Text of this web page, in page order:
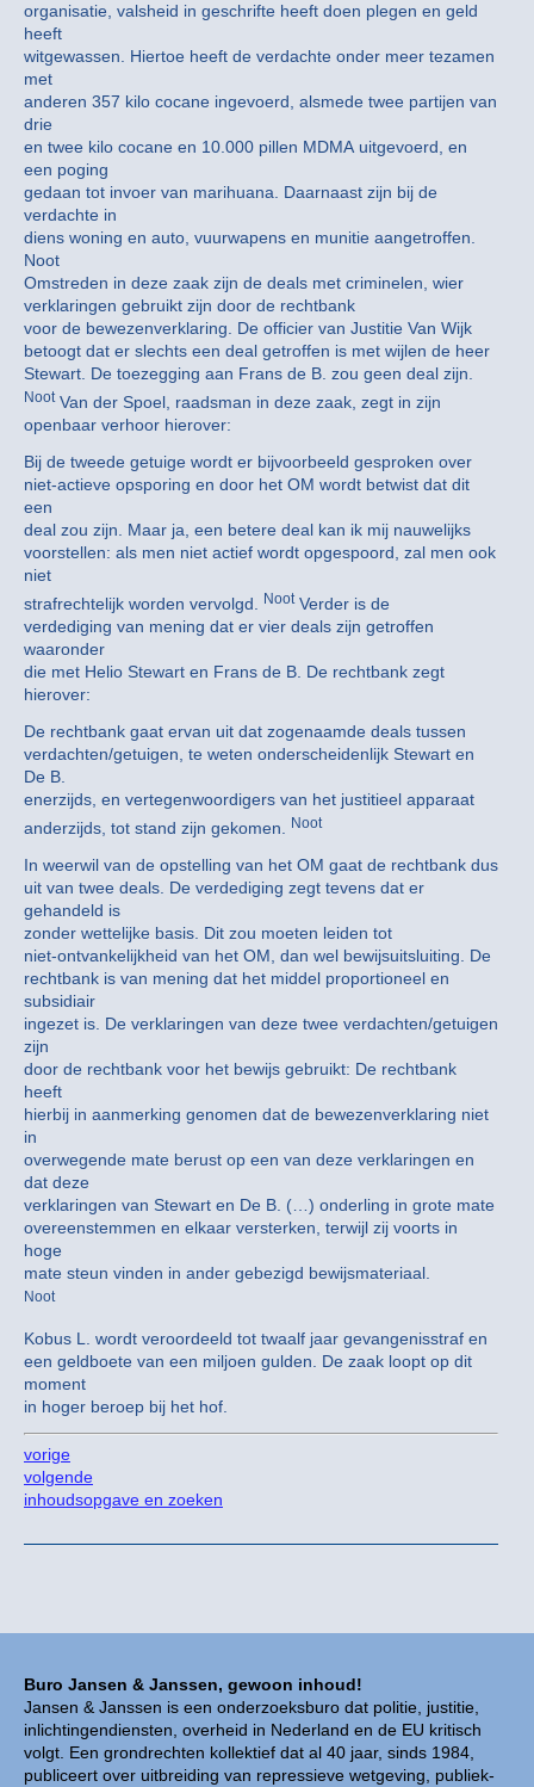
Buro Jansen & Janssen, gewoon inhoud!
Jansen & Janssen is een onderzoeksburo dat politie, justitie,
inlichtingendiensten, overheid in Nederland en de EU kritisch
volgt. Een grondrechten kollektief dat al 40 jaar, sinds 1984,
publiceert over uitbreiding van repressieve wetgeving, publiek-
organisatie, valsheid in geschrifte heeft doen plegen en geld
heeft
witgewassen. Hiertoe heeft de verdachte onder meer tezamen
met
anderen 357 kilo cocane ingevoerd, alsmede twee partijen van
drie
en twee kilo cocane en 10.000 pillen MDMA uitgevoerd, en
een poging
gedaan tot invoer van marihuana. Daarnaast zijn bij de
verdachte in
diens woning en auto, vuurwapens en munitie aangetroffen.
Noot
Omstreden in deze zaak zijn de deals met criminelen, wier
verklaringen gebruikt zijn door de rechtbank
voor de bewezenverklaring. De officier van Justitie Van Wijk
betoogt dat er slechts een deal getroffen is met wijlen de heer
Stewart. De toezegging aan Frans de B. zou geen deal zijn.
NootVan der Spoel, raadsman in deze zaak, zegt in zijn
openbaar verhoor hierover:
Bij de tweede getuige wordt er bijvoorbeeld gesproken over
niet-actieve opsporing en door het OM wordt betwist dat dit
een
deal zou zijn. Maar ja, een betere deal kan ik mij nauwelijks
voorstellen: als men niet actief wordt opgespoord, zal men ook
niet
strafrechtelijk worden vervolgd. NootVerder is de
verdediging van mening dat er vier deals zijn getroffen
waaronder
die met Helio Stewart en Frans de B. De rechtbank zegt
hierover:
De rechtbank gaat ervan uit dat zogenaamde deals tussen
verdachten/getuigen, te weten onderscheidenlijk Stewart en
De B.
enerzijds, en vertegenwoordigers van het justitieel apparaat
anderzijds, tot stand zijn gekomen. Noot
In weerwil van de opstelling van het OM gaat de rechtbank dus
uit van twee deals. De verdediging zegt tevens dat er
gehandeld is
zonder wettelijke basis. Dit zou moeten leiden tot
niet-ontvankelijkheid van het OM, dan wel bewijsuitsluiting. De
rechtbank is van mening dat het middel proportioneel en
subsidiair
ingezet is. De verklaringen van deze twee verdachten/getuigen
zijn
door de rechtbank voor het bewijs gebruikt: De rechtbank
heeft
hierbij in aanmerking genomen dat de bewezenverklaring niet
in
overwegende mate berust op een van deze verklaringen en
dat deze
verklaringen van Stewart en De B. (…) onderling in grote mate
overeenstemmen en elkaar versterken, terwijl zij voorts in
hoge
mate steun vinden in ander gebezigd bewijsmateriaal.
Noot
Kobus L. wordt veroordeeld tot twaalf jaar gevangenisstraf en
een geldboete van een miljoen gulden. De zaak loopt op dit
moment
in hoger beroep bij het hof.
vorige
volgende
inhoudsopgave en zoeken